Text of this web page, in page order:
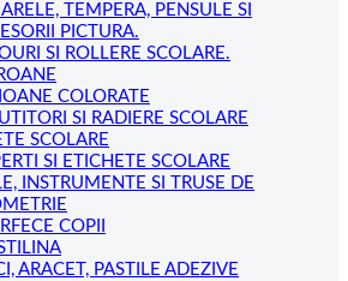
TEMPERA, PENSULE SI
PICTURA.
SI ROLLERE SCOLARE.
COLORATE
SI RADIERE SCOLARE
SCOLARE
SI ETICHETE SCOLARE
INSTRUMENTE SI TRUSE DE
COPII
ARACET, PASTILE ADEZIVE